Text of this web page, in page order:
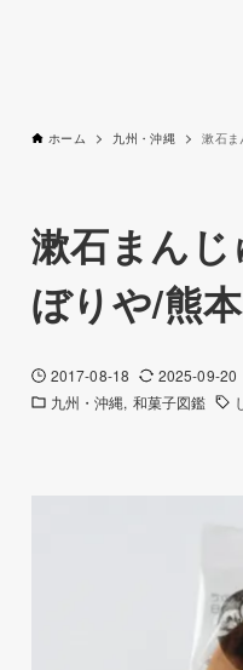
ホーム 九州・沖縄 漱石ま
漱石まん
ぼりや/熊本
2017-08-18
2025-09-20
九州・沖縄 和菓子図鑑